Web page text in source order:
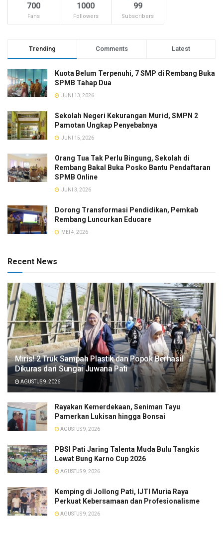
700
Fans
1000
Followers
99
Subscribers
Trending Comments Latest
Kuota Belum Terpenuhi, 7 SMP di Rembang Buka
SPMB Tahap Dua
JUNI 13, 2026
Sekolah Negeri Kekurangan Murid, SMPN 2
Pamotan Ungkap Penyebabnya
JUNI 15, 2026
Orang Tua Tak Perlu Bingung, Sekolah di
Rembang Bakal Buka Posko Bantu Pendaftaran
SPMB Online
JUNI 3, 2026
Dorong Transformasi Pendidikan, Pemkab
Rembang Luncurkan Educare
MEI 4, 2026
Recent News
​Miris! 2 Truk Sampah Plastik dan Popok Berhasil
Dikuras dari Sungai Juwana Pati
AGUSTUS 9, 2026
Rayakan Kemerdekaan, Seniman Tayu
Pamerkan Lukisan hingga Bonsai
AGUSTUS 9, 2026
PBSI Pati Jaring Talenta Muda Bulu Tangkis
Lewat Bung Karno Cup 2026
AGUSTUS 9, 2026
​Kemping di Jollong Pati, IJTI Muria Raya
Perkuat Kebersamaan dan Profesionalisme
AGUSTUS 9, 2026